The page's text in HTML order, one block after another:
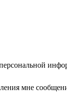
мне